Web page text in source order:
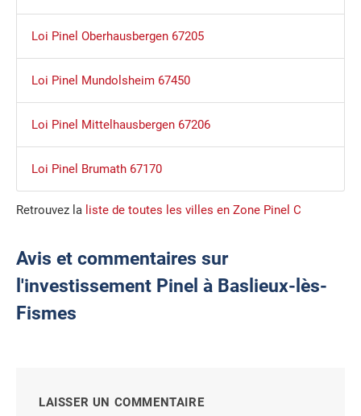
Loi Pinel Oberhausbergen 67205
Loi Pinel Mundolsheim 67450
Loi Pinel Mittelhausbergen 67206
Loi Pinel Brumath 67170
Retrouvez la liste de toutes les villes en Zone Pinel C
Avis et commentaires sur
l'investissement Pinel à Baslieux-lès-
Fismes
LAISSER UN COMMENTAIRE